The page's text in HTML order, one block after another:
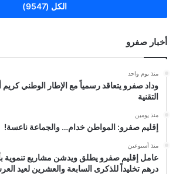
الكل (9547)
أخبار صفرو
منذ يوم واحد
وداد صفرو يتعاقد رسمياً مع الإطار الوطني كريم
التقنية
منذ يومين
إقليم صفرو: المواطن خدام… والجماعة ناعسة!
منذ أسبوعين
درهم تخليداً للذكرى السابعة والعشرين لعيد